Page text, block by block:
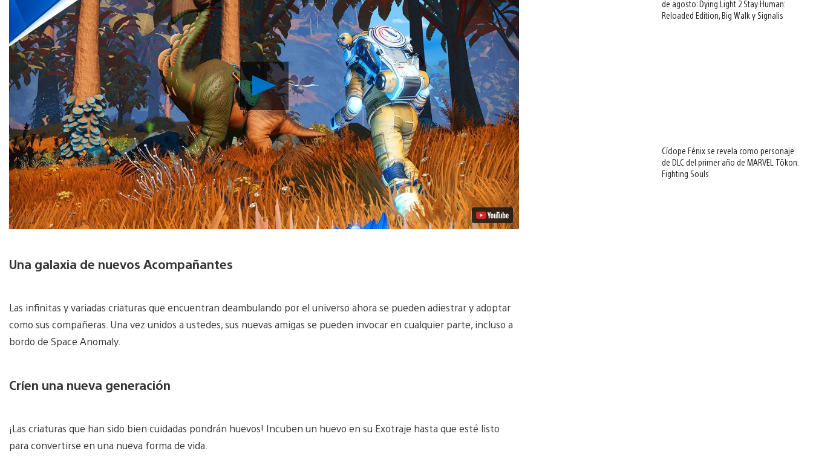
Reproducir
Video
Una galaxia de nuevos Acompañantes
Las infinitas y variadas criaturas que encuentran deambulando por el universo ahora se pueden adiestrar y adoptar
como sus compañeras. Una vez unidos a ustedes, sus nuevas amigas se pueden invocar en cualquier parte, incluso a
bordo de Space Anomaly.
Críen una nueva generación
¡Las criaturas que han sido bien cuidadas pondrán huevos! Incuben un huevo en su Exotraje hasta que esté listo
para convertirse en una nueva forma de vida.
de agosto: Dying Light 2 Stay Human:
Reloaded Edition, Big Walk y Signalis
Cíclope Fénix se revela como personaje
de DLC del primer año de MARVEL Tōkon:
Fighting Souls